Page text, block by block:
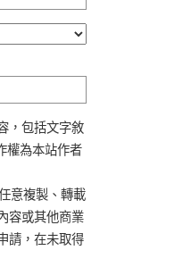
，包括文字敘
權為本站作者
意複製、轉載
容或其他商業
請，在未取得